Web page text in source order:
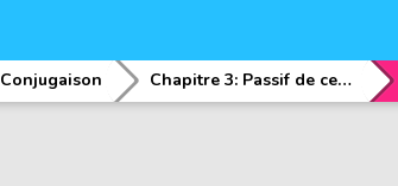
Conjugaison Chapitre 3: Passif de certains verbes usuels